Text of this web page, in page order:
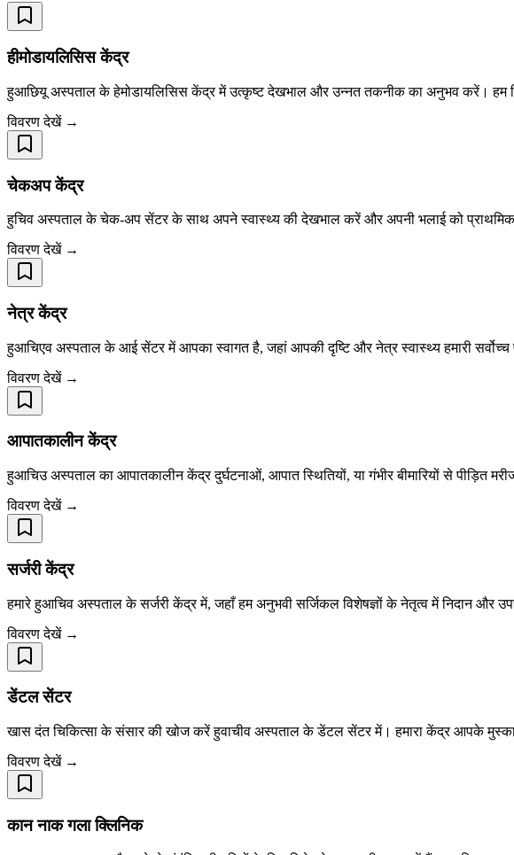
हीमोडायलिसिस केंद्र
हुआछियू अस्पताल के हेमोडायलिसिस केंद्र में उत्कृष्ट देखभाल और उन्नत तकनीक का अनुभव करें। हम
विवरण देखें →
चेकअप केंद्र
हुचिव अस्पताल के चेक-अप सेंटर के साथ अपने स्वास्थ्य की देखभाल करें और अपनी भलाई को
विवरण देखें →
नेत्र केंद्र
हुआचिएव अस्पताल के आई सेंटर में आपका स्वागत है, जहां आपकी दृष्टि और नेत्र स्वास्थ्य हमारी सर्वोच्च
विवरण देखें →
आपातकालीन केंद्र
हुआचिउ अस्पताल का आपातकालीन केंद्र दुर्घटनाओं, आपात स्थितियों, या गंभीर बीमारियों से पीड़ित
विवरण देखें →
सर्जरी केंद्र
हमारे हुआचिव अस्पताल के सर्जरी केंद्र में, जहाँ हम अनुभवी सर्जिकल विशेषज्ञों के नेतृत्व में निदान और
विवरण देखें →
डेंटल सेंटर
खास दंत चिकित्सा के संसार की खोज करें हुवाचीव अस्पताल के डेंटल सेंटर में। हमारा केंद्र आपके
विवरण देखें →
कान नाक गला क्लिनिक